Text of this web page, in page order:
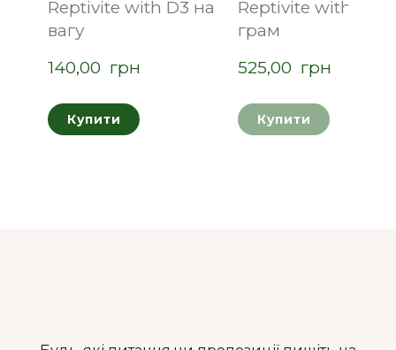
Reptivite with D3 на
вагу
140,00  грн
Купити
Reptivite with D3
грам
525,00  грн
Купити